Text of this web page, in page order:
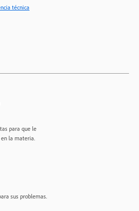
técnica
para que le
la materia.
sus problemas.